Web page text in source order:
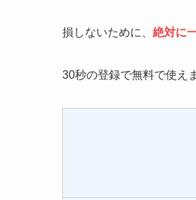
損しないために、 絶対に
30秒の登録で無料で使え